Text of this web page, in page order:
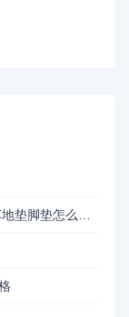
福特翼虎汽车地垫脚垫怎么样_福特翼虎汽车地垫脚垫怎么样安装